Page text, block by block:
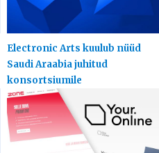
Electronic Arts kuulub nüüd
Saudi Araabia juhitud
konsortsiumile